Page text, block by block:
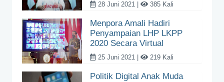
28 Juni 2021 | 385 Kali
Menpora Amali Hadiri
Penyampaian LHP LKPP
2020 Secara Virtual
25 Juni 2021 | 219 Kali
Politik Digital Anak Muda